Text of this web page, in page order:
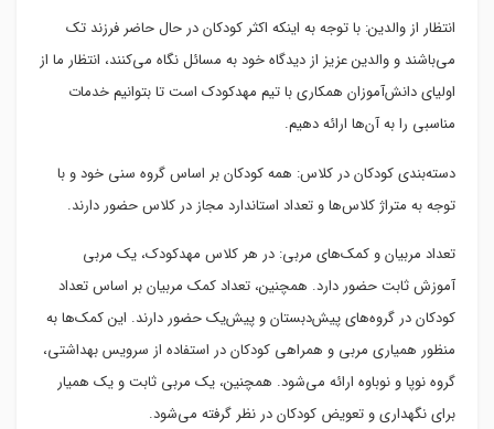
انتظار از والدین: با توجه به اینکه اکثر کودکان در حال حاضر فرزند تک
می‌باشند و والدین عزیز از دیدگاه خود به مسائل نگاه می‌کنند، انتظار ما از
اولیای دانش‌آموزان همکاری با تیم مهدکودک است تا بتوانیم خدمات
مناسبی را به آن‌ها ارائه دهیم.
دسته‌بندی کودکان در کلاس: همه کودکان بر اساس گروه سنی خود و با
توجه به متراژ کلاس‌ها و تعداد استاندارد مجاز در کلاس حضور دارند.
تعداد مربیان و کمک‌های مربی: در هر کلاس مهدکودک، یک مربی
آموزش ثابت حضور دارد. همچنین، تعداد کمک مربیان بر اساس تعداد
کودکان در گروه‌های پیش‌دبستان و پیش‌یک حضور دارند. این کمک‌ها به
منظور همیاری مربی و همراهی کودکان در استفاده از سرویس بهداشتی،
گروه نوپا و نوباوه ارائه می‌شود. همچنین، یک مربی ثابت و یک همیار
برای نگهداری و تعویض کودکان در نظر گرفته می‌شود.